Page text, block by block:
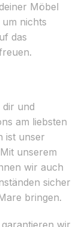
Möbel
um nichts
das
und
am liebsten
ist unser
unserem
wir auch
sicher
bringen.
wir